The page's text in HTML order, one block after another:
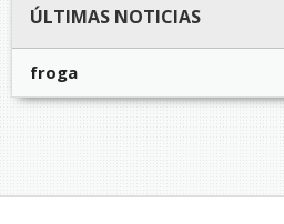
ÚLTIMAS NOTICIAS
froga